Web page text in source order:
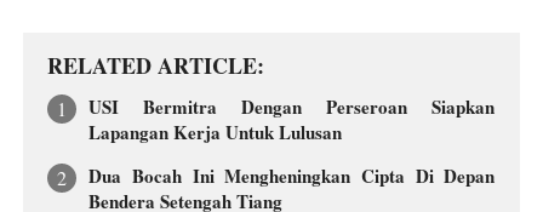
RELATED ARTICLE
USI Bermitra Dengan Perseroan Siapkan
Lapangan Kerja Untuk Lulusan
Dua Bocah Ini Mengheningkan Cipta Di Depan
Bendera Setengah Tiang